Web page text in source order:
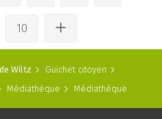
10
Wiltz
Guichet citoyen
Médiathèque Médiathèque